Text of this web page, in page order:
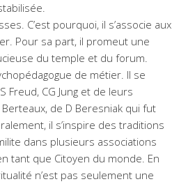
C’est pourquoi, il s’associe aux
Pour sa part, il promeut une
du temple et du forum.
de métier. Il se
CG Jung et de leurs
de D Beresniak qui fut
il s’inspire des traditions
dans plusieurs associations
tant que Citoyen du monde. En
n’est pas seulement une